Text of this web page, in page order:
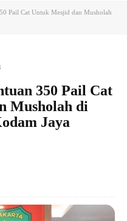
Pail Cat Untuk Mesjid dan Musholah
350 Pail Cat
Musholah di
Jaya